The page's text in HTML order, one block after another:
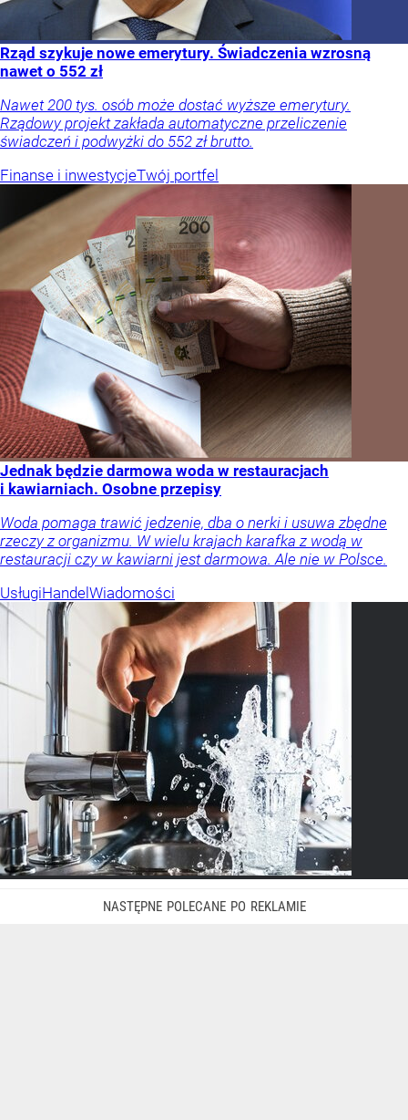
Rząd szykuje nowe emerytury. Świadczenia wzrosną
nawet o 552 zł
Nawet 200 tys. osób może dostać wyższe emerytury.
Rządowy projekt zakłada automatyczne przeliczenie
świadczeń i podwyżki do 552 zł brutto.
Finanse i inwestycjeTwój portfel
Jednak będzie darmowa woda w restauracjach
i kawiarniach. Osobne przepisy
Woda pomaga trawić jedzenie, dba o nerki i usuwa zbędne
rzeczy z organizmu. W wielu krajach karafka z wodą w
restauracji czy w kawiarni jest darmowa. Ale nie w Polsce.
UsługiHandelWiadomości